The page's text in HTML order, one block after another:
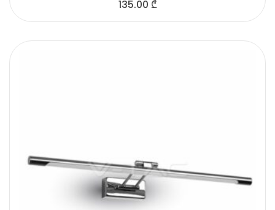
135.00 ₾